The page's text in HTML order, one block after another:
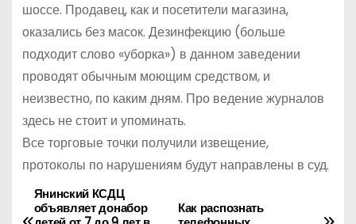
шоссе. Продавец, как и посетители магазина,
оказались без масок. Дезинфекцию (больше
подходит слово «уборка») в данном заведении
проводят обычным моющим средством, и
неизвестно, по каким дням. Про ведение журналов
здесь не стоит и упоминать.
Все торговые точки получили извещение,
протоколы по нарушениям будут направлены в суд.
Н
Как распознать
Янинский КСДЦ
объявляет донабор